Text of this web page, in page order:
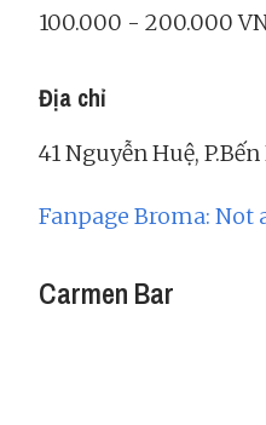
100.000 - 200.000
Địa chỉ
41 Nguyễn Huệ,
Fanpage Broma: Not
Carmen Bar